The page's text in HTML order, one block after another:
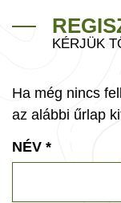
KÉRJÜK
Ha még nincs
az alábbi űrlap
NÉV *